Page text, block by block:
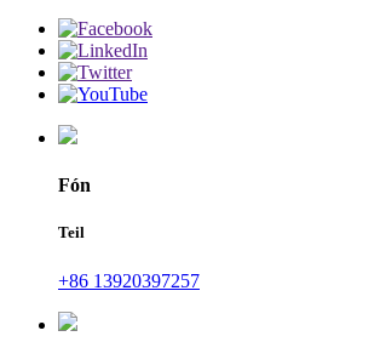
Fón
Teil
+86 13920397257